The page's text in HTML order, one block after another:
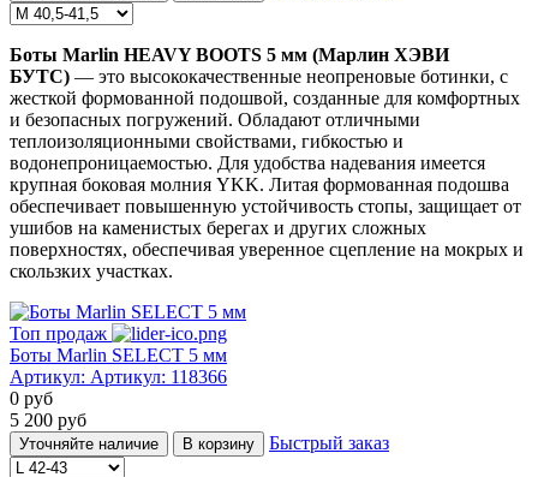
Боты Marlin HEAVY BOOTS 5 мм (Марлин ХЭВИ
БУТС) — это высококачественные неопреновые ботинки, с
жесткой формованной подошвой, созданные для комфортных
и безопасных погружений. Обладают отличными
теплоизоляционными свойствами, гибкостью и
водонепроницаемостью. Для удобства надевания имеется
крупная боковая молния YKK. Литая формованная подошва
обеспечивает повышенную устойчивость стопы, защищает от
ушибов на каменистых берегах и других сложных
поверхностях, обеспечивая уверенное сцепление на мокрых и
скользких участках.
Топ продаж
Боты Marlin SELECT 5 мм
Артикул: Артикул: 118366
0 руб
5 200 руб
Уточняйте наличие В корзину Быстрый заказ